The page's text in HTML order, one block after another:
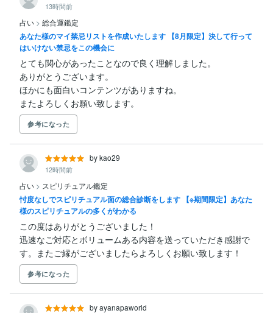
13時間前
占い > 総合運鑑定
あなた様のマイ禁忌リストを作成いたします 【8月限定】決して行って
はいけない禁忌をこの機会に
とても関心があったことなので良く理解しました。
ありがとうございます。
ほかにも面白いコンテンツがありますね。
またよろしくお願い致します。
参考になった
by kao29
12時間前
占い > スピリチュアル鑑定
忖度なしでスピリチュアル面の総合診断をします 【※期間限定】あなた
様のスピリチュアルの多くがわかる
この度はありがとうございました！
迅速なご対応とボリュームある内容を送っていただき感謝で
す。またご縁がございましたらよろしくお願い致します！
参考になった
by ayanapaworld